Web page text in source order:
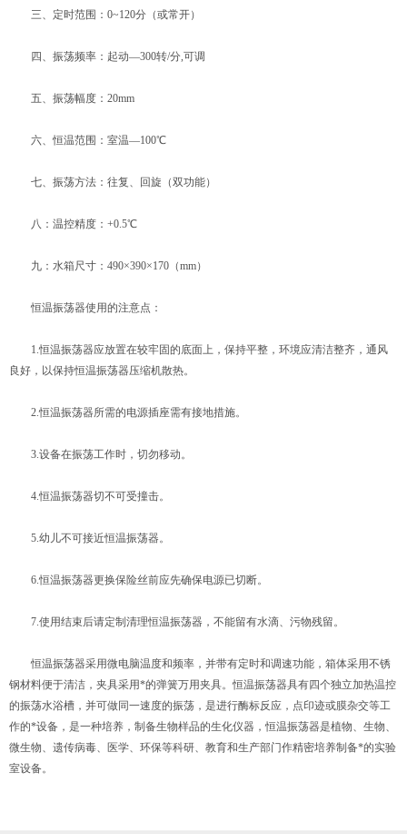
三、定时范围：0~120分（或常开）
四、振荡频率：起动—300转/分,可调
五、振荡幅度：20mm
六、恒温范围：室温—100℃
七、振荡方法：往复、回旋（双功能）
八：温控精度：+0.5℃
九：水箱尺寸：490×390×170（mm）
恒温振荡器使用的注意点：
1.恒温振荡器应放置在较牢固的底面上，保持平整，环境应清洁整齐，通风
良好，以保持恒温振荡器压缩机散热。
2.恒温振荡器所需的电源插座需有接地措施。
3.设备在振荡工作时，切勿移动。
4.恒温振荡器切不可受撞击。
5.幼儿不可接近恒温振荡器。
6.恒温振荡器更换保险丝前应先确保电源已切断。
7.使用结束后请定制清理恒温振荡器，不能留有水滴、污物残留。
恒温振荡器采用微电脑温度和频率，并带有定时和调速功能，箱体采用不锈
钢材料便于清洁，夹具采用*的弹簧万用夹具。恒温振荡器具有四个独立加热温控
的振荡水浴槽，并可做同一速度的振荡，是进行酶标反应，点印迹或膜杂交等工
作的*设备，是一种培养，制备生物样品的生化仪器，恒温振荡器是植物、生物、
微生物、遗传病毒、医学、环保等科研、教育和生产部门作精密培养制备*的实验
室设备。